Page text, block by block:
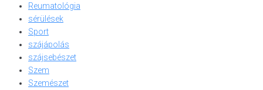
Reumatológia
sérülések
Sport
szájápolás
szájsebészet
Szem
Szemészet